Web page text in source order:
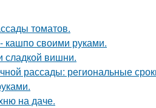
томатов.
кашпо своими руками.
сладкой вишни.
рассады: региональные
на даче.